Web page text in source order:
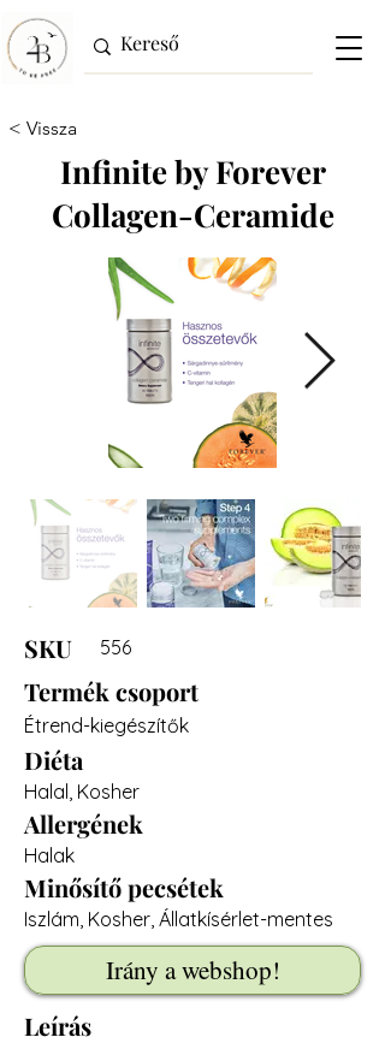
< Vissza
Infinite by Forever
Collagen-Ceramide
SKU 556
Termék csoport
Étrend-kiegészítők
Diéta
Halal, Kosher
Allergének
Halak
Minősítő pecsétek
Iszlám, Kosher, Állatkísérlet-mentes
Irány a webshop!
Leírás